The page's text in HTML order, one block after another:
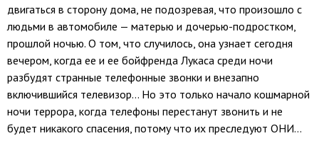
двигаться в сторону дома, не подозревая, что произошло с
людьми в автомобиле — матерью и дочерью-подростком,
прошлой ночью. О том, что случилось, она узнает сегодня
вечером, когда ее и ее бойфренда Лукаса среди ночи
разбудят странные телефонные звонки и внезапно
включившийся телевизор… Но это только начало кошмарной
ночи террора, когда телефоны перестанут звонить и не
будет никакого спасения, потому что их преследуют ОНИ…